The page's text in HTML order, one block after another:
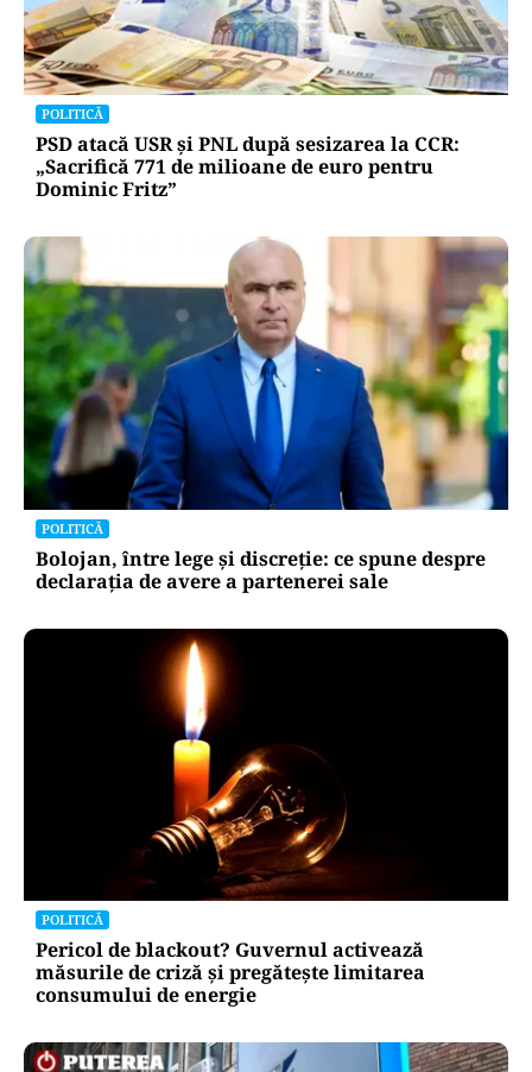
POLITICĂ
PSD atacă USR și PNL după sesizarea la CCR:
„Sacrifică 771 de milioane de euro pentru
Dominic Fritz”
POLITICĂ
Bolojan, între lege și discreție: ce spune despre
declarația de avere a partenerei sale
POLITICĂ
Pericol de blackout? Guvernul activează
măsurile de criză și pregătește limitarea
consumului de energie